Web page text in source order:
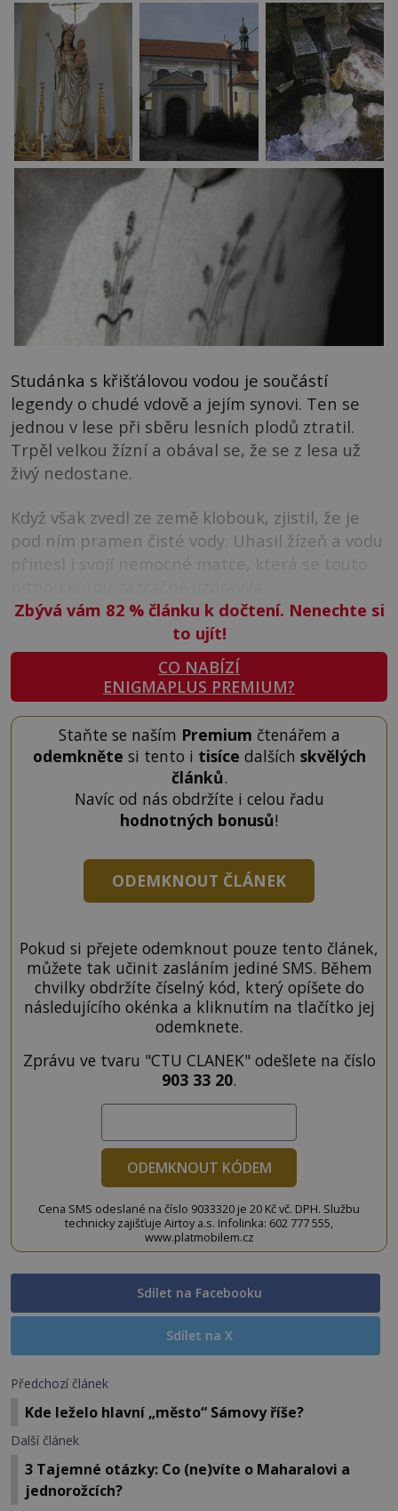
Studánka s křišťálovou vodou je součástí
legendy o chudé vdově a jejím synovi. Ten se
jednou v lese při sběru lesních plodů ztratil.
Trpěl velkou žízní a obával se, že se z lesa už
živý nedostane.
Když však zvedl ze země klobouk, zjistil, že je
pod ním pramen čisté vody. Uhasil žízeň a vodu
přinesl i svojí nemocné matce, která se touto
Zbývá vám 82 %článku k dočtení. Nenechte si
to ujít!
CO NABÍZÍ
ENIGMAPLUS PREMIUM?
Staňte se naším Premium čtenářem a
odemkněte si tento i tisíce dalších skvělých
článků.
Navíc od nás obdržíte i celou řadu
hodnotných bonusů!
ODEMKNOUT ČLÁNEK
Pokud si přejete odemknout pouze tento článek,
můžete tak učinit zasláním jediné SMS. Během
chvilky obdržíte číselný kód, který opíšete do
následujícího okénka a kliknutím na tlačítko jej
odemknete.
Zprávu ve tvaru "CTU CLANEK" odešlete na číslo
903 33 20.
ODEMKNOUT KÓDEM
Cena SMS odeslané na číslo 9033320 je 20 Kč vč. DPH. Službu
technicky zajišťuje Airtoy a.s. Infolinka: 602 777 555,
www.platmobilem.cz
Sdílet na Facebooku
Sdílet na X
Předchozí článek
Kde leželo hlavní „město“ Sámovy říše?
Další článek
3 Tajemné otázky: Co (ne)víte o Maharalovi a
jednorožcích?